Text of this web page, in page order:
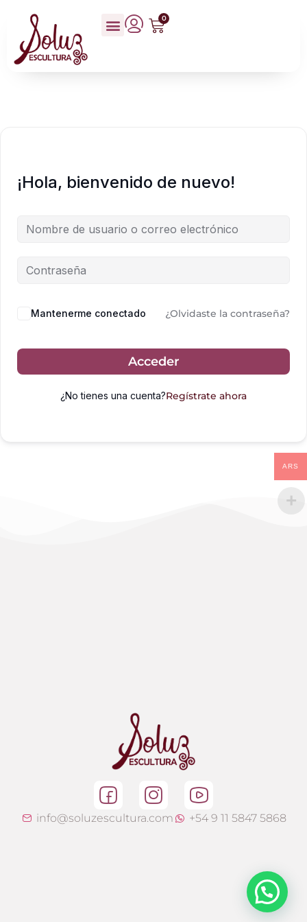
0
¡Hola, bienvenido de nuevo!
Mantenerme conectado ¿Olvidaste la contraseña?
Acceder
¿No tienes una cuenta?Regístrate ahora
info@soluzescultura.com +54 9 11 5847 5868
ARS